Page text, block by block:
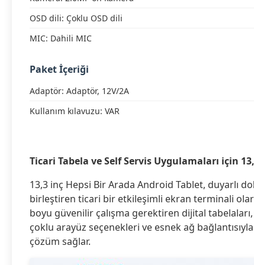
OSD dili: Çoklu OSD dili
MIC: Dahili MIC
Paket İçeriği
Adaptör: Adaptör, 12V/2A
Kullanım kılavuzu: VAR
Ticari Tabela ve Self Servis Uygulamaları için
13,3 inç Hepsi Bir Arada Android Tablet, duyarlı
birleştiren ticari bir etkileşimli ekran terminali
boyu güvenilir çalışma gerektiren dijital
çoklu arayüz seçenekleri ve esnek ağ
çözüm sağlar.